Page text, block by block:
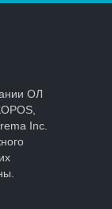
ОЛ
Inc.